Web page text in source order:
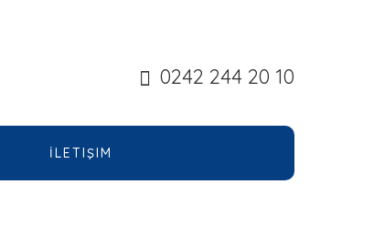
0242 244 20 10
İLETIŞIM